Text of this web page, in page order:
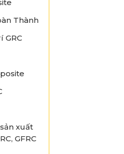
Thành
GRC
xuất
GFRC